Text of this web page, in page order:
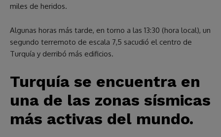
miles de heridos.
Algunas horas más tarde, en torno a las 13:30 (hora local), un
segundo terremoto de escala 7,5 sacudió el centro de
Turquía y derribó más edificios.
Turquía se encuentra en
una de las zonas sísmicas
más activas del mundo.